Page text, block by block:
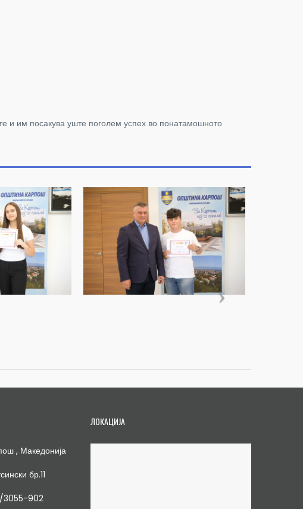
и им посакува уште поголем успех во понатамошното
, Македонија
бр.11
3055-902
ЛОКАЦИЈА